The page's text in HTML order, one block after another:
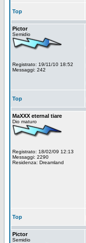
Top
Pictor
Semidio
Registrato: 19/11/10 18:52
Messaggi: 242
Top
MaXXX eternal tiare
Dio maturo
Registrato: 18/02/09 12:13
Messaggi: 2290
Residenza: Dreamland
Top
Pictor
Semidio